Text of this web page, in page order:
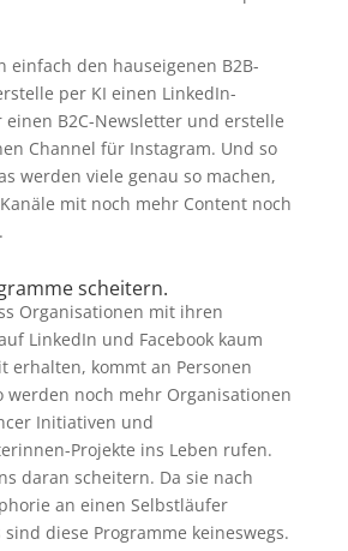
einfach den hauseigenen B2B-
per KI einen LinkedIn-
einen B2C-Newsletter und erstelle
Channel für Instagram. Und so
werden viele genau so machen,
mit noch mehr Content noch
scheitern.
Organisationen mit ihren
LinkedIn und Facebook kaum
erhalten, kommt an Personen
werden noch mehr Organisationen
Initiativen und
Projekte ins Leben rufen.
daran scheitern. Da sie nach
an einen Selbstläufer
diese Programme keineswegs.